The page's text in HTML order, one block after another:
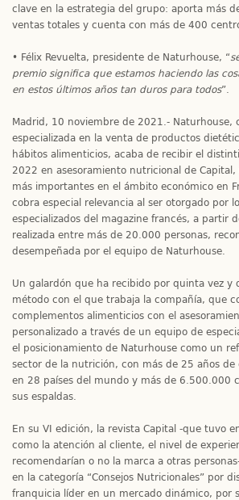
clave en la estrategia del grupo: aporta más
ventas totales y cuenta con más de 400
• Félix Revuelta, presidente de Naturhouse, “
premio significa que estamos haciendo las
en estos últimos años tan duros para todos”.
Madrid, 10 noviembre de 2021.- Naturhouse,
especializada en la venta de productos
hábitos alimenticios, acaba de recibir el
2022 en asesoramiento nutricional de
más importantes en el ámbito económico en
cobra especial relevancia al ser otorgado por
especializados del magazine francés, a partir
realizada entre más de 20.000 personas,
desempeñada por el equipo de Naturhouse.
Un galardón que ha recibido por quinta vez y
método con el que trabaja la compañía, que
complementos alimenticios con el
personalizado a través de un equipo de
el posicionamiento de Naturhouse como un
sector de la nutrición, con más de 25 años de
en 28 países del mundo y más de 6.500.000
sus espaldas.
En su VI edición, la revista Capital -que tuvo
como la atención al cliente, el nivel de
recomendarían o no la marca a otras
en la categoría “Consejos Nutricionales” por
franquicia líder en un mercado dinámico, por